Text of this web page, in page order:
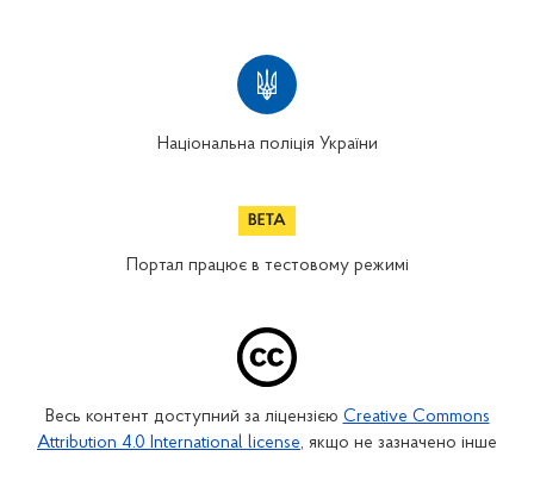
Національна поліція України
Портал працює в тестовому режимі
Весь контент доступний за ліцензією Creative Commons
Attribution 4.0 International license, якщо не зазначено інше